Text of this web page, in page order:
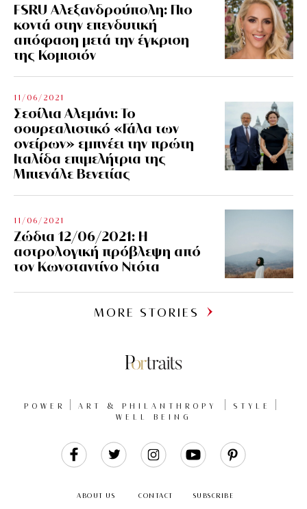
FSRU Αλεξανδρούπολη: Πιο
κοντά στην επενδυτική
απόφαση μετά την έγκριση
της Κομισιόν
11/06/2021
Σεσίλια Αλεμάνι: Το
σουρεαλιστικό «Γάλα των
ονείρων» εμπνέει την πρώτη
Ιταλίδα επιμελήτρια της
Μπιενάλε Βενετίας
11/06/2021
Ζώδια 12/06/2021: Η
αστρολογική πρόβλεψη από
τον Κωνσταντίνο Ντότα
MORE STORIES
POWER ART & PHILANTHROPY
STYLE
WELL BEING
ABOUT US CONTACT SUBSCRIBE